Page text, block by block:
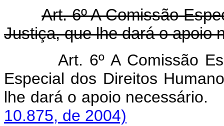
Art. 6º A Comissão
Justiça, que lhe dará o apoio
Art. 6º A Comissão
Especial dos Direitos
lhe dará o apoio
10.875, de 2004)